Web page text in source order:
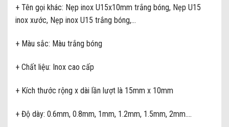
+ Tên gọi khác: Nẹp inox U15x10mm trắng bóng, Nẹp U15
inox xước, Nẹp inox U15 trắng bóng,…
+ Màu sắc: Màu trắng bóng
+ Chất liệu: Inox cao cấp
+ Kích thước rộng x dài lần lượt là 15mm x 10mm
+ Độ dày: 0.6mm, 0.8mm, 1mm, 1.2mm, 1.5mm, 2mm….